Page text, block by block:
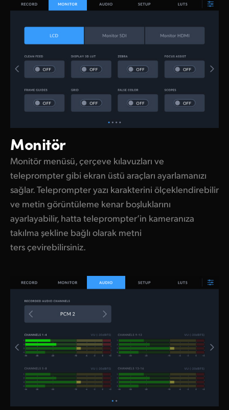
Monitör
Monitör menüsü, çerçeve kılavuzları ve
teleprompter gibi ekran üstü araçları ayarlamanızı
sağlar. Teleprompter yazı karakterini ölçeklendirebilir
ve metin görüntüleme kenar boşluklarını
ayarlayabilir, hatta teleprompter’in kameranıza
takılma şekline bağlı olarak metni
ters çevirebilirsiniz.